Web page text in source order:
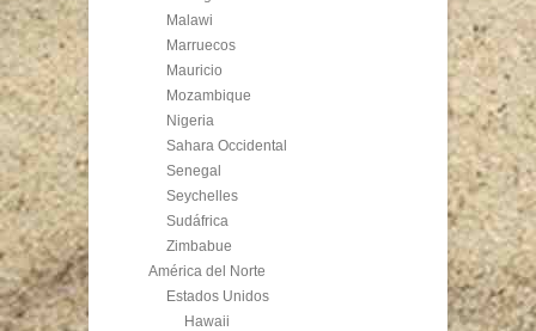
Malawi
Marruecos
Mauricio
Mozambique
Nigeria
Sahara Occidental
Senegal
Seychelles
Sudáfrica
Zimbabue
América del Norte
Estados Unidos
Hawaii